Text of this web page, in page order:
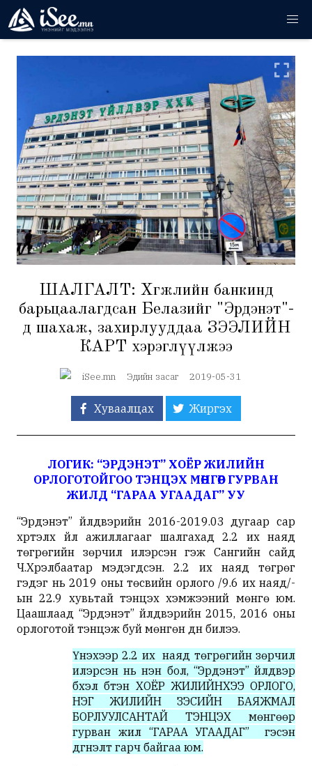
ШАЛГАЛТ: Хөгжлийн банкинд
барьцаалагдсан Белазийг "Эрдэнэт"-
д шахаж, захирлууддаа ЗЭЭЛИЙН
КАРТ хэрэглүүлжээ
iSee.mn Эдийн засаг 2019-05-31
Хуваалцах Жиргэх
ЛОГИК: “ЭРДЭНЭТ” ХОЁР ЖИЛИЙН
ОРЛОГОТОЙГОО ТЭНЦЭХ МӨНГӨӨР ГУРВАН
ЖИЛД “ГАРАА УГААДАГ” УУ
“Эрдэнэт” үйлдвэрийн 2016-2019.03 дугаар сар
хүртэлх үйл ажиллагааг шалгахад 2.2 их наяд
төгрөгийн зөрчил илэрсэн гэж Сангийн сайд
Ч.Хүрэлбаатар мэдэгдсэн. 2.2 их наяд төгрөг
гэдэг нь 2019 оны төсвийн орлого /9.6 их наяд/-
ын 22.9 хувьтай тэнцэх хэмжээний мөнгө юм.
Цаашлаад “Эрдэнэт” үйлдвэрийн 2015, 2016 оны
орлоготой тэнцэж буй мөнгөн дүн билээ.
Үнэхээр 2.2 их наяд төгрөгийн зөрчил
илэрсэн нь үнэн бол, “Эрдэнэт” үйлдвэр
бүхэл бүтэн ХОЁР ЖИЛИЙНХЭЭ ОРЛОГО,
НЭГ ЖИЛИЙН ЗЭСИЙН БАЯЖМАЛ
БОРЛУУЛСАНТАЙ ТЭНЦЭХ мөнгөөр
гурван жил “ГАРАА УГААДАГ” гэсэн
дүгнэлт гарч байгаа юм.